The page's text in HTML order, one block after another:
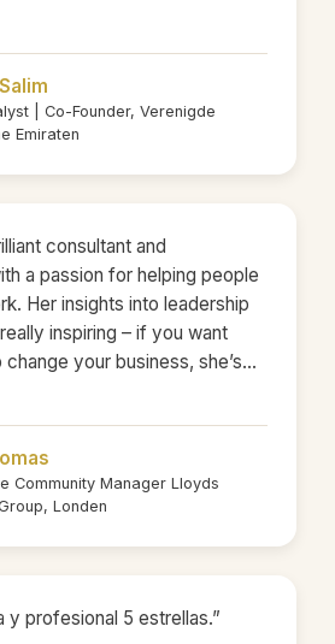
model. Her prompt
sales and hire a skilled
to be a game-changer for
consistently
to the challenges at hand,
sense. She is dedicated
to the best interests of
consistently going above
the impact of her
genuine concern for
her apart and makes her an
any business venture."
| Co-Founder, Verenigde
Emiraten
consultant and
a passion for helping people
Her insights into leadership
inspiring – if you want
your business, she’s
Community Manager Lloyds
Londen
y profesional 5 estrellas.”